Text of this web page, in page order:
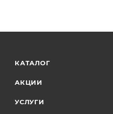
КАТАЛОГ
АКЦИИ
УСЛУГИ